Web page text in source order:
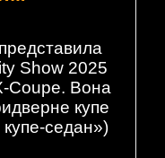
Show 2025
Coupe. Вона
купе
седан»)